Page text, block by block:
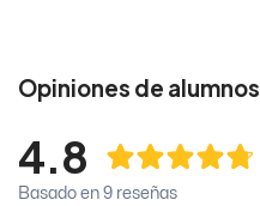
Opiniones de alumnos
4.8
Basado en 9 reseñas